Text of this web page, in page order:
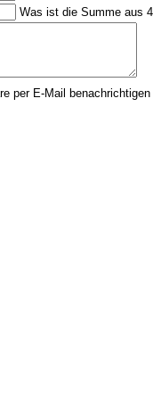
Was ist die Summe aus
per E-Mail benachrichtigen